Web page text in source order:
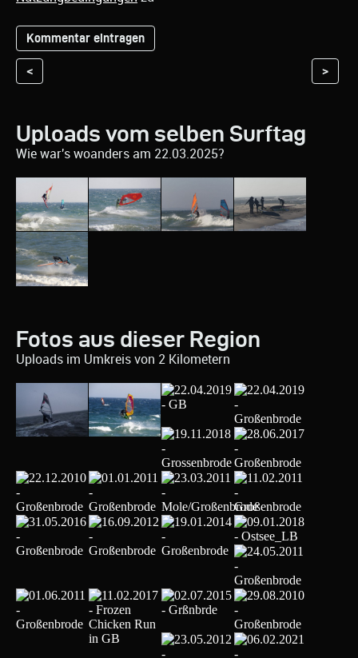
< >
Uploads vom selben Surftag
Wie war's woanders am 22.03.2025?
Fotos aus dieser Region
Uploads im Umkreis von 2 Kilometern